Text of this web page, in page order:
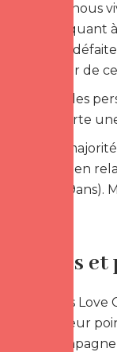
Cependant, nous
nécessaires
amoureuse,
débat autour de
La diversité des
paradoxe porte
En effet, la
de coaching en
(Sandrine,
Les rêves
Les stagiaires
les autres. Leur
dans